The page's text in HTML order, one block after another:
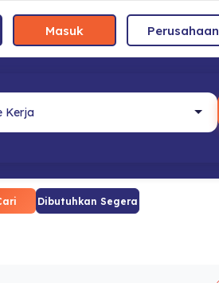
Masuk Perusahaan
Dibutuhkan Segera